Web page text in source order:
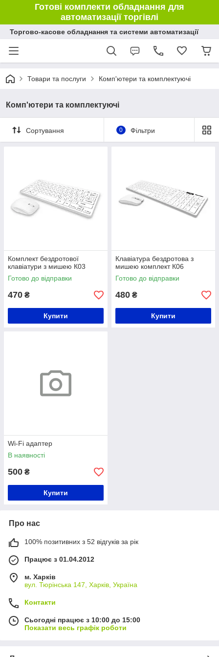
Готові комплекти обладнання для
автоматизації торгівлі
Торгово-касове обладнання та системи автоматизації
Товари та послуги Комп'ютери та комплектуючі
Комп'ютери та комплектуючі
Сортування 0 Фільтри
Комплект бездротової
клавіатури з мишею К03
Готово до відправки
470 ₴
Купити
Клавіатура бездротова з
мишею комплект К06
Готово до відправки
480 ₴
Купити
Wi-Fi адаптер
В наявності
500 ₴
Купити
Про нас
100% позитивних з 52 відгуків за рік
Працює з 01.04.2012
м. Харків
вул. Тюрінська 147, Харків, Україна
Контакти
Сьогодні працює з 10:00 до 15:00
Показати весь графік роботи